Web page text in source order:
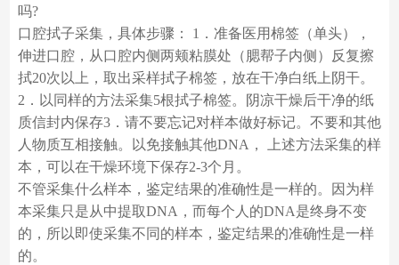
吗?
口腔拭子采集，具体步骤： 1．准备医用棉签（单头），
伸进口腔，从口腔内侧两颊粘膜处（腮帮子内侧）反复擦
拭20次以上，取出采样拭子棉签，放在干净白纸上阴干。
2．以同样的方法采集5根拭子棉签。阴凉干燥后干净的纸
质信封内保存3．请不要忘记对样本做好标记。不要和其他
人物质互相接触。以免接触其他DNA， 上述方法采集的样
本，可以在干燥环境下保存2-3个月。
不管采集什么样本，鉴定结果的准确性是一样的。因为样
本采集只是从中提取DNA，而每个人的DNA是终身不变
的，所以即使采集不同的样本，鉴定结果的准确性是一样
的。